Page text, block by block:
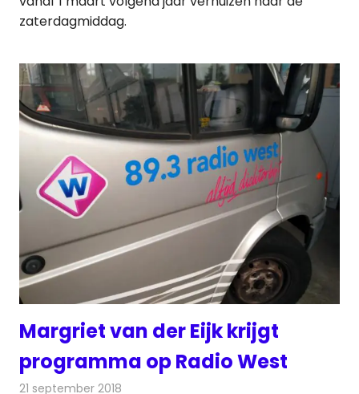
zaterdagmiddag.
Margriet van der Eijk krijgt
programma op Radio West
21 september 2018